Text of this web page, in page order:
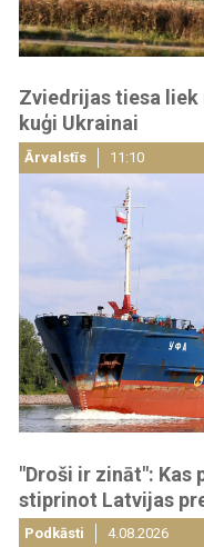
Zviedrijas tiesa
kuģi Ukrainai
Ārvalstīs 11:10
"Droši ir zināt": Kas
stiprinot Latvijas
Podkāsti 4.08.2026